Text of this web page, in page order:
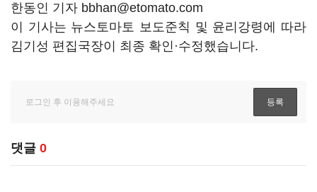
한동인 기자 bbhan@etomato.com
이 기사는 뉴스토마토 보도준칙 및 윤리강령에 따라
김기성 편집국장이 최종 확인·수정했습니다.
댓글 0